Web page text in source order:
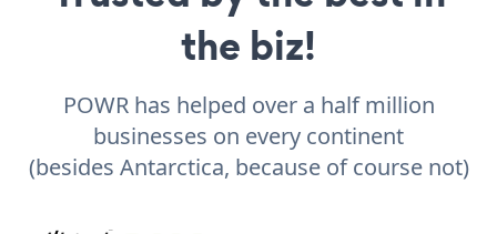
the biz!
POWR has helped over a half million
businesses on every continent
(besides Antarctica, because of course not)